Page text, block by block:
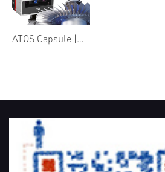
ATOS Capsule |高精度光学测量仪